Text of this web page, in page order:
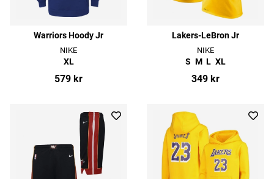
Warriors Hoody Jr
NIKE
XL
579 kr
Lakers-LeBron Jr
NIKE
S M L XL
349 kr